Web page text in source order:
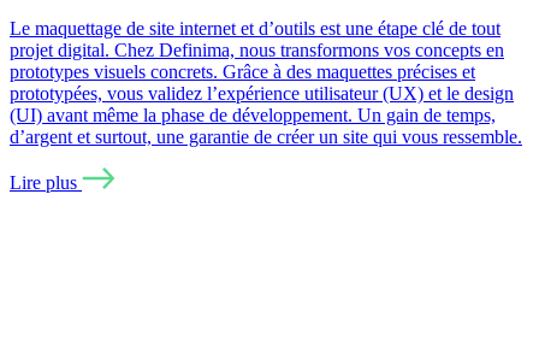
Le maquettage de site internet et d’outils est une étape clé de tout
projet digital. Chez Definima, nous transformons vos concepts en
prototypes visuels concrets. Grâce à des maquettes précises et
prototypées, vous validez l’expérience utilisateur (UX) et le design
(UI) avant même la phase de développement. Un gain de temps,
d’argent et surtout, une garantie de créer un site qui vous ressemble.
Lire plus